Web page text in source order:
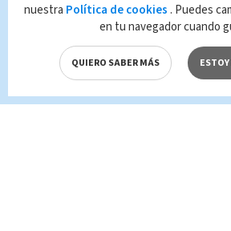
infracción y un delito de
leyes aplicables.
nuestra Política de cookies . Puedes
en tu navegador cuando
QUIERO SABER MÁS